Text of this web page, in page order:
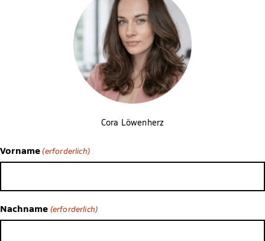
Cora Löwenherz
Vorname (erforderlich)
Nachname (erforderlich)